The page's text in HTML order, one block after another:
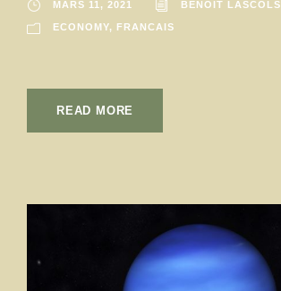
MARS 11, 2021 BENOIT LASCOLS
ECONOMY, FRANCAIS
READ MORE